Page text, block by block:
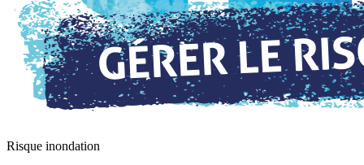
Risque inondation